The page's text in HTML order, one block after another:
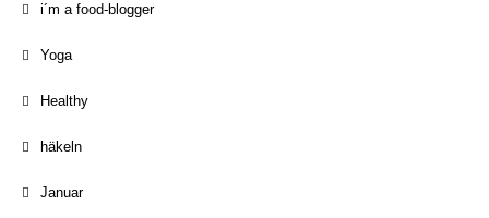
i´m a food-blogger
Yoga
Healthy
häkeln
Januar